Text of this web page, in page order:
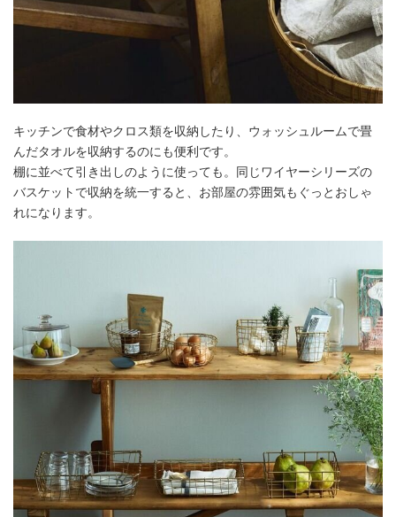
キッチンで食材やクロス類を収納したり、ウォッシュルームで畳
んだタオルを収納するのにも便利です。
棚に並べて引き出しのように使っても。同じワイヤーシリーズの
バスケットで収納を統一すると、お部屋の雰囲気もぐっとおしゃ
れになります。